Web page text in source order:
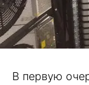
В первую